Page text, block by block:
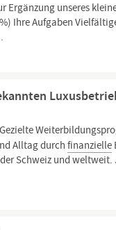
Ergänzung unseres
Ihre Aufgaben
Alltag durchfinanzielle
Schweiz und weltweit.